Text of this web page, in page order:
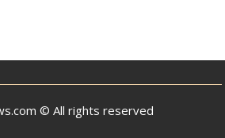
© All rights reserved